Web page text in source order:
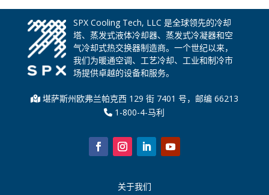
SPX Cooling Tech, LLC 是全球领先的冷却
塔、蒸发式液体冷却器、蒸发式冷凝器和空
气冷却式热交换器制造商。一个世纪以来，
我们为暖通空调、工艺冷却、工业和制冷市
场提供卓越的设备和服务。
堪萨斯州欧弗兰帕克西 129 街 7401 号，邮编 66213
1-800-4-马利
关于我们